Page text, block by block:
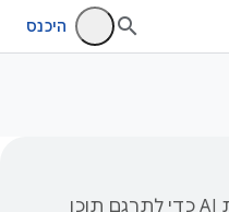
היכנס
‫Google משתמשת בטכנולוגיית AI כדי לתרגם תוכן